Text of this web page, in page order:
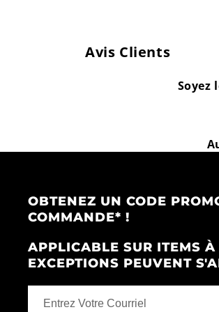
Avis Clients
Soyez
OBTENEZ UN CODE
COMMANDE* !
APPLICABLE SUR ITEMS
EXCEPTIONS PEUVENT